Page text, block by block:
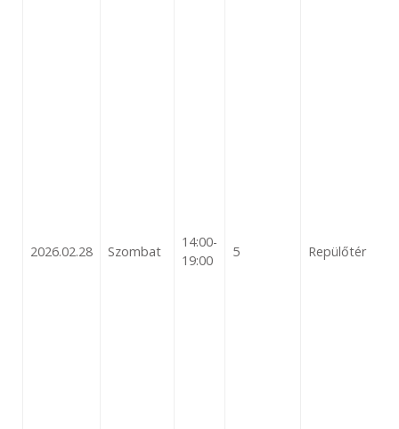
2026.02.28 Szombat
14:00-
19:00
5 Repülőtér